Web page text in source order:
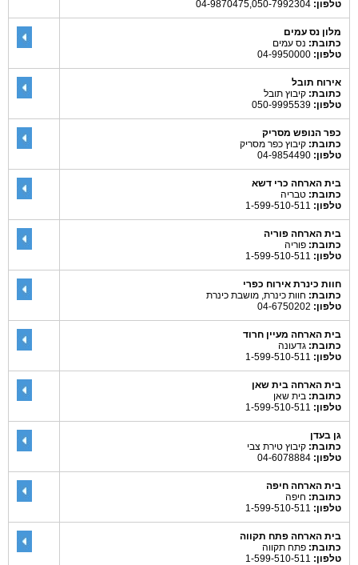
טלפון:
מלון נס עמים
כתובת: נס עמים
טלפון:
אירוח תובל
כתובת: קיבוץ תובל
טלפון:
כפר הנופש מסריק
כתובת: קיבוץ כפר מסריק
טלפון:
בית הארחה כרי דשא
כתובת: טבריה
טלפון:
בית הארחה פוריה
כתובת: פוריה
טלפון:
חוות כינרת אירוח כפרי
כתובת: חוות כינרת, מושבת כינרת
טלפון:
בית הארחה מעיין חרוד
כתובת: גדעונה
טלפון:
בית הארחה בית שאן
כתובת: בית שאן
טלפון:
גן בעדן
כתובת: קיבוץ טירת צבי
טלפון:
בית הארחה חיפה
כתובת: חיפה
טלפון:
בית הארחה פתח תקווה
כתובת: פתח תקווה
טלפון: